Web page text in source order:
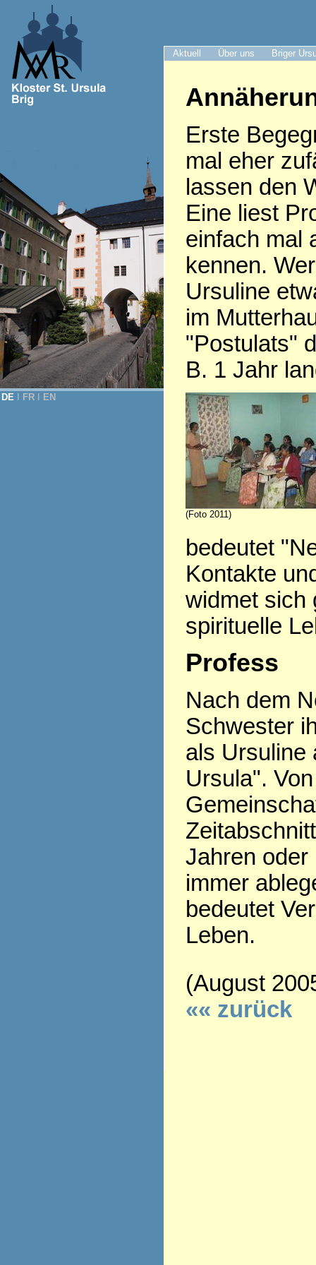
Aktuell Über uns Briger
DE FR EN
Erste
mal eher
lassen den
Eine liest
einfach mal
kennen.
Ursuline
im
"Postulats"
B. 1 Jahr
(Foto 2011)
bedeutet
Kontakte
widmet sich
spirituelle
Profess
Nach dem
Schwester
als Ursuline
Ursula".
Jahren oder
immer
bedeutet
Leben.
(August
«« zurück